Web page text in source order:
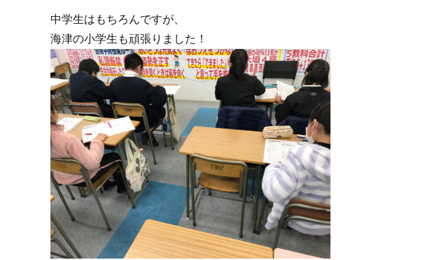
中学生はもちろんですが、
海津の小学生も頑張りました！